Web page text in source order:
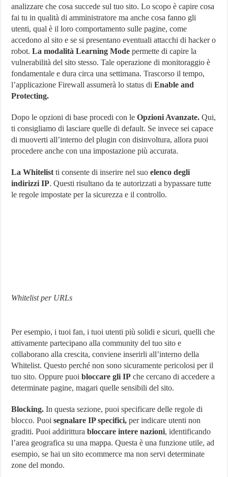
analizzare che cosa succede sul tuo sito. Lo scopo è capire cosa
fai tu in qualità di amministratore ma anche cosa fanno gli
utenti, qual è il loro comportamento sulle pagine, come
accedono al sito e se si presentano eventuali attacchi di hacker o
robot.La modalità Learning Mode permette di capire la
vulnerabilità del sito stesso. Tale operazione di monitoraggio è
fondamentale e dura circa una settimana. Trascorso il tempo,
l’applicazione Firewall assumerà lo status diEnable and
Protecting.
Dopo le opzioni di base procedi con leOpzioni Avanzate. Qui,
ti consigliamo di lasciare quelle di default. Se invece sei capace
di muoverti all’interno del plugin con disinvoltura, allora puoi
procedere anche con una impostazione più accurata.
La Whitelist ti consente di inserire nel suoelenco degli
indirizzi IP. Questi risultano da te autorizzati a bypassare tutte
le regole impostate per la sicurezza e il controllo.
Whitelist per URLs
Per esempio, i tuoi fan, i tuoi utenti più solidi e sicuri, quelli che
attivamente partecipano alla community del tuo sito e
collaborano alla crescita, conviene inserirli all’interno della
Whitelist. Questo perché non sono sicuramente pericolosi per il
tuo sito. Oppure puoibloccare gli IP che cercano di accedere a
determinate pagine, magari quelle sensibili del sito.
Blocking. In questa sezione, puoi specificare delle regole di
blocco. Puoisegnalare IP specifici, per indicare utenti non
graditi. Puoi addiritturabloccare intere nazioni, identificando
l’area geografica su una mappa. Questa è una funzione utile, ad
esempio, se hai un sito ecommerce ma non servi determinate
zone del mondo.